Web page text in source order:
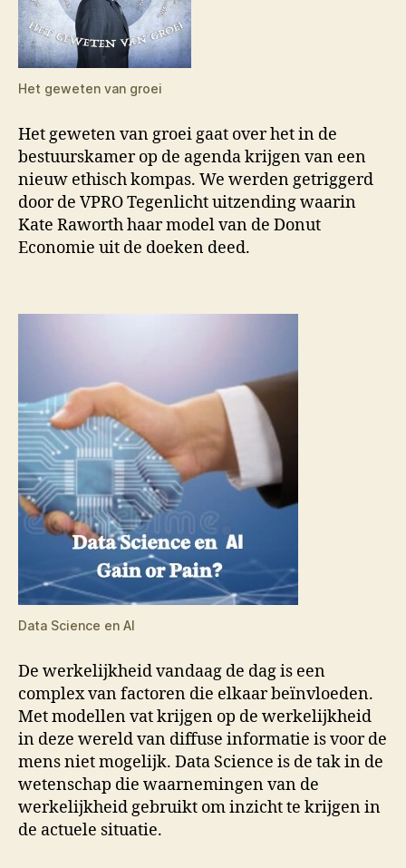
Het geweten van groei
Het geweten van groei gaat over het in de
bestuurskamer op de agenda krijgen van een
nieuw ethisch kompas. We werden getriggerd
door de VPRO Tegenlicht uitzending waarin
Kate Raworth haar model van de Donut
Economie uit de doeken deed.
Data Science en AI
De werkelijkheid vandaag de dag is een
complex van factoren die elkaar beïnvloeden.
Met modellen vat krijgen op de werkelijkheid
in deze wereld van diffuse informatie is voor de
mens niet mogelijk. Data Science is de tak in de
wetenschap die waarnemingen van de
werkelijkheid gebruikt om inzicht te krijgen in
de actuele situatie.